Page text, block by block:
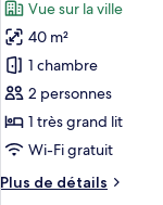
Chambre
Simple
les
photos
pour
ce
type
de
chambre :
Suite
Vue sur la ville
40 m²
1 chambre
2 personnes
1 très grand lit
Wi-Fi gratuit
Plus de détails
Plus